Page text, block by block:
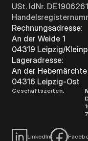
USt. IdNr.
Rechnungsadresse:
An der Weide 1
04319 Leipzig/
Lageradresse:
An der
04316 Leipzig-Ost
Geschäftszeiten:
LinkedIn